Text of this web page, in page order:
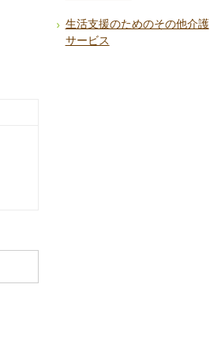
生活支援のためのその他介護
サービス